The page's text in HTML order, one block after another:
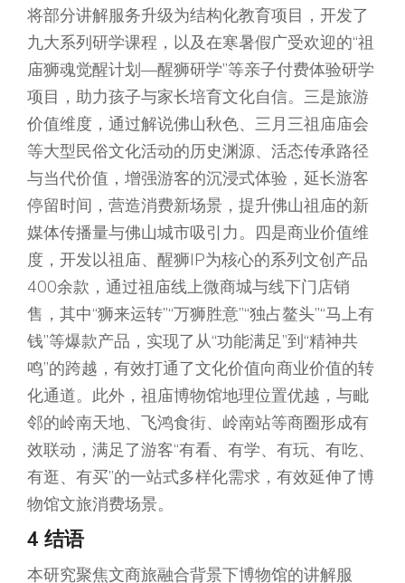
将部分讲解服务升级为结构化教育项目，开发了
九大系列研学课程，以及在寒暑假广受欢迎的“祖
庙狮魂觉醒计划—醒狮研学”等亲子付费体验研学
项目，助力孩子与家长培育文化自信。三是旅游
价值维度，通过解说佛山秋色、三月三祖庙庙会
等大型民俗文化活动的历史渊源、活态传承路径
与当代价值，增强游客的沉浸式体验，延长游客
停留时间，营造消费新场景，提升佛山祖庙的新
媒体传播量与佛山城市吸引力。四是商业价值维
度，开发以祖庙、醒狮IP为核心的系列文创产品
400余款，通过祖庙线上微商城与线下门店销
售，其中“狮来运转”“万狮胜意”“独占鳌头”“马上有
钱”等爆款产品，实现了从“功能满足”到“精神共
鸣”的跨越，有效打通了文化价值向商业价值的转
化通道。此外，祖庙博物馆地理位置优越，与毗
邻的岭南天地、飞鸿食街、岭南站等商圈形成有
效联动，满足了游客“有看、有学、有玩、有吃、
有逛、有买”的一站式多样化需求，有效延伸了博
物馆文旅消费场景。
4 结语
本研究聚焦文商旅融合背景下博物馆的讲解服